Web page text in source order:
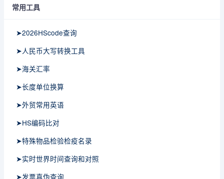
常用工具
➤2026HScode查询
➤人民币大写转换工具
➤海关汇率
➤长度单位换算
➤外贸常用英语
➤HS编码比对
➤特殊物品检验检疫名录
➤实时世界时间查询和对照
➤发票真伪查询